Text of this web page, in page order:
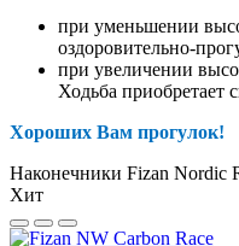
при уменьшении
оздоровительно-
при увеличении
Ходьба приобретает
Хороших Вам прогулок!
Наконечники Fizan Nordic
Хит